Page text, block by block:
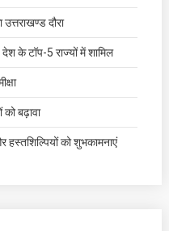
दौरा
के टॉप-5 राज्यों में शामिल
बढ़ावा
हस्तशिल्पियों को शुभकामनाएं